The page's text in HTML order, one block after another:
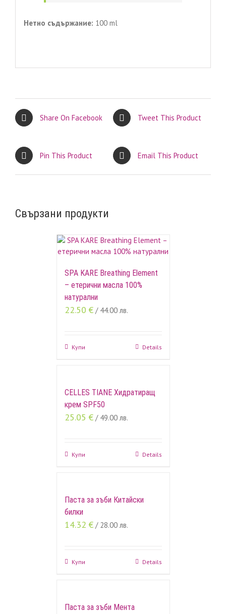
Нетно съдържание: 100 ml
Share On Facebook Tweet This Product
Pin This Product Email This Product
Свързани продукти
SPA KARE Breathing Element
– етерични масла 100%
натурални
22.50 € / 44.00 лв.
Купи Details
CELLES TIANE Хидратиращ
крем SPF50
25.05 € / 49.00 лв.
Купи Details
Паста за зъби Китайски
билки
14.32 € / 28.00 лв.
Купи Details
Паста за зъби Мента